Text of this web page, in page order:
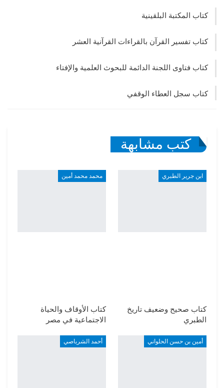
كتاب المكتبة البلقينية
كتاب تفسير القرآن بالقراءات القرآنية العشر
كتاب فتاوى اللجنة الدائمة للبحوث العلمية والإفتاء
كتاب سجل العطاء الوقفي
كتب مشابهة
ابن جرير الطبري
كتاب صحيح وضعيف تاريخ
الطبري
محمد محمد أمين
كتاب الأوقاف والحياة
الاجتماعية في مصر
أمين بن حسن الحلواني أحمد الشرباصي